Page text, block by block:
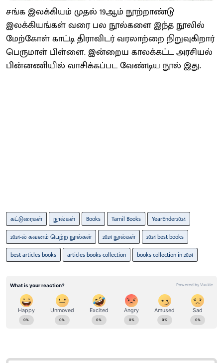
சங்க இலக்கியம் முதல் 19ஆம் நூற்றாண்டு
இலக்கியங்கள் வரை பல நூல்களை இந்த நூலில்
மேற்கோள் காட்டி திராவிடர் வரலாற்றை நிறுவுகிறார்
பெருமாள் பிள்ளை. இன்றைய காலக்கட்ட அரசியல்
பின்னணியில் வாசிக்கப்பட வேண்டிய நூல் இது.
கட்டுரைகள் நூல்கள் Books Tamil Books
YearEnder2024
2024-ல் கவனம் பெற்ற நூல்கள்
2024 நூல்கள்
2024 best books
best articles books
articles books collection books collection in 2024